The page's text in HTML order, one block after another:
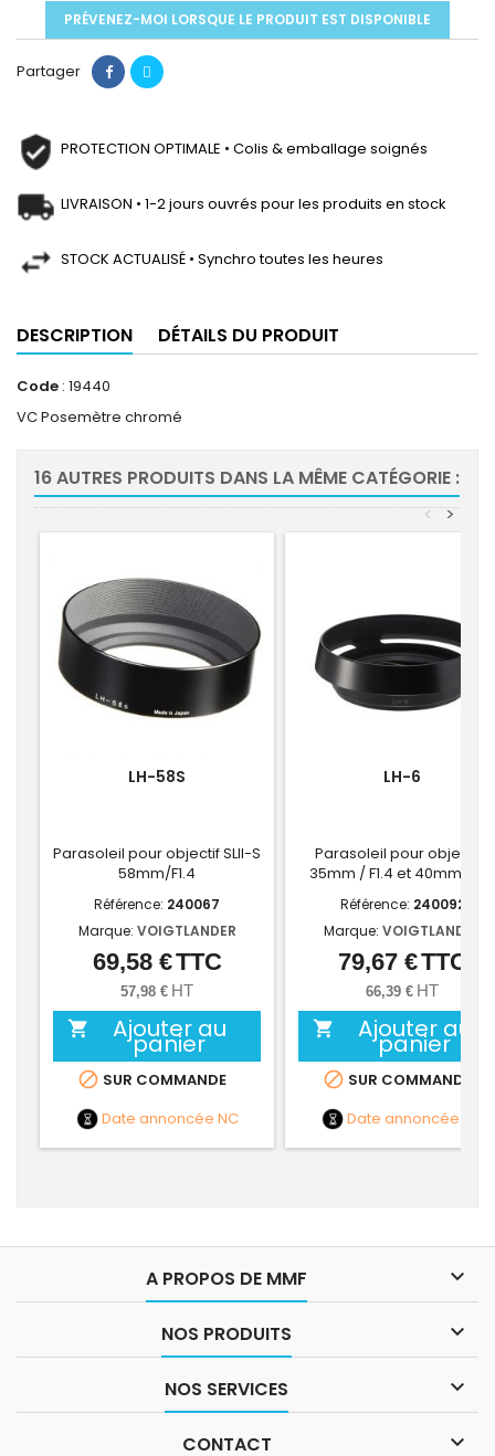
PRÉVENEZ-MOI LORSQUE LE PRODUIT EST DISPONIBLE
Partager
PROTECTION OPTIMALE • Colis & emballage soignés
LIVRAISON • 1-2 jours ouvrés pour les produits en stock
STOCK ACTUALISÉ • Synchro toutes les heures
DESCRIPTION DÉTAILS DU PRODUIT
Code : 19440
VC Posemètre chromé
16 AUTRES PRODUITS DANS LA MÊME CATÉGORIE :
>
<
LH-58S
Parasoleil pour objectif SLII-S
58mm/F1.4
Référence: 240067
Marque: VOIGTLANDER
Prix
69,58 €TTC
57,98 € HT
 Ajouter au
panier
 SUR COMMANDE
Date annoncée NC
LH-6
Parasoleil pour objectifs
35mm / F1.4 et 40mm /F1.4
Référence: 240092
Marque: VOIGTLANDER
Prix
79,67 €TTC
66,39 € HT
 Ajouter au
panier
 SUR COMMANDE
Date annoncée
A PROPOS DE MMF 
NOS PRODUITS 
NOS SERVICES 
CONTACT 